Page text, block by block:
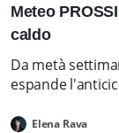
Meteo
caldo
Da metà
espande
Elena Rava